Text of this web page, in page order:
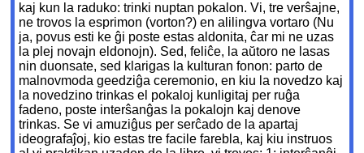
kaj kun la raduko: trinki nuptan pokalon. Vi, tre verŝajne,
ne trovos la esprimon (vorton?) en alilingva vortaro (Nu
ja, povus esti ke ĝi poste estas aldonita, ĉar mi ne uzas
la plej novajn eldonojn). Sed, feliĉe, la aŭtoro ne lasas
nin duonsate, sed klarigas la kulturan fonon: parto de
malnovmoda geedziĝa ceremonio, en kiu la novedzo kaj
la novedzino trinkas el pokaloj kunligitaj per ruĝa
fadeno, poste interŝanĝas la pokalojn kaj denove
trinkas. Se vi amuziĝus per serĉado de la apartaj
ideografaĵoj, kio estas tre facile farebla, kaj kiu instruos